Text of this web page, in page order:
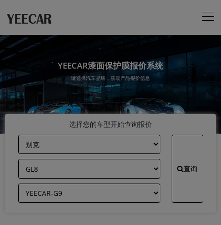
YEECAR漆面保护膜报价系统
请选择汽车品牌，获取产品报价信息
选择您的车型开始查询报价
查询